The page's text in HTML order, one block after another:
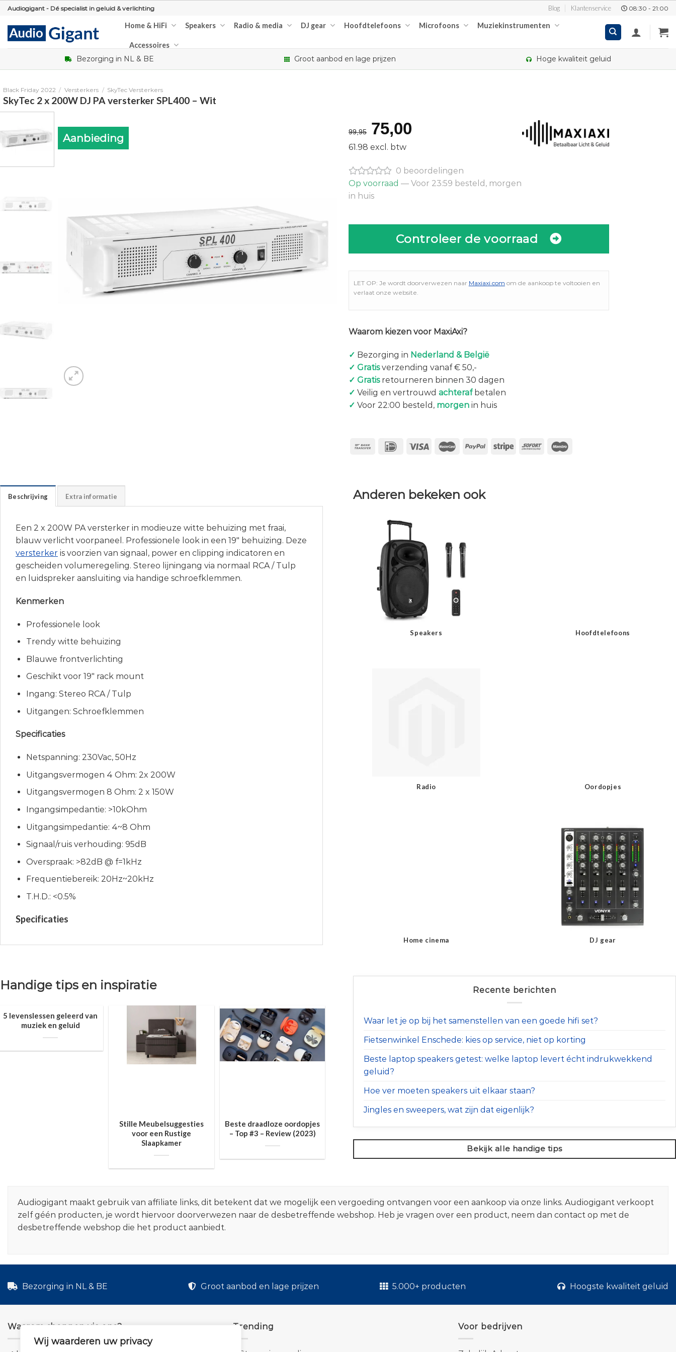
Wij waarderen uw privacy
Skip
content
Audiogigant - Dé specialist in geluid & verlichting Blog Klantenservice 08:30 - 21:00
Home & HiFi Speakers Radio & media DJ gear Hoofdtelefoons Microfoons Muziekinstrumenten
Accessoires
Bezorging in NL & BE Groot aanbod en lage prijzen Hoge kwaliteit geluid
Black Friday 2022 / Versterkers / SkyTec Versterkers
SkyTec 2 x 200W DJ PA versterker SPL400 – Wit
Aanbieding 99,95
Oorspronkelijke
prijs
was:
€99,95.
75,00Huidige
€75,00.
61.98 excl. btw
0 beoordelingen
Op voorraad — Voor 23:59 besteld, morgen
in huis
Controleer de voorraad
LET OP: Je wordt doorverwezen naar Maxiaxi.com om de aankoop te voltooien en
verlaat onze website.
Waarom kiezen voor MaxiAxi?
✓ Bezorging in Nederland & België
✓ Gratisverzending vanaf € 50,-
✓ Gratisretourneren binnen 30 dagen
✓ Veilig en vertrouwd achterafbetalen
✓ Voor 22:00 besteld, morgenin huis
Beschrijving Extra informatie
Een 2 x 200W PA versterker in modieuze witte behuizing met fraai,
blauw verlicht voorpaneel. Professionele look in een 19″ behuizing. Deze
versterker is voorzien van signaal, power en clipping indicatoren en
gescheiden volumeregeling. Stereo lijningang via normaal RCA / Tulp
en luidspreker aansluiting via handige schroefklemmen.
Kenmerken
Professionele look
Trendy witte behuizing
Blauwe frontverlichting
Geschikt voor 19″ rack mount
Ingang: Stereo RCA / Tulp
Uitgangen: Schroefklemmen
Specificaties
Netspanning: 230Vac, 50Hz
Uitgangsvermogen 4 Ohm: 2x 200W
Uitgangsvermogen 8 Ohm: 2 x 150W
Ingangsimpedantie: >10kOhm
Uitgangsimpedantie: 4~8 Ohm
Signaal/ruis verhouding: 95dB
Overspraak: >82dB @ f=1kHz
Frequentiebereik: 20Hz~20kHz
T.H.D.: <0.5%
Specificaties
Anderen bekeken ook
Speakers Hoofdtelefoons
Radio Oordopjes
Home cinema DJ gear
Handige tips en inspiratie
5 levenslessen geleerd van
muziek en geluid
Stille Meubelsuggesties
voor een Rustige
Slaapkamer
Beste draadloze oordopjes
– Top #3 – Review (2023)
Recente berichten
Waar let je op bij het samenstellen van een goede hifi set?
Fietsenwinkel Enschede: kies op service, niet op korting
Beste laptop speakers getest: welke laptop levert écht indrukwekkend
geluid?
Hoe ver moeten speakers uit elkaar staan?
Jingles en sweepers, wat zijn dat eigenlijk?
Bekijk alle handige tips
Audiogigant maakt gebruik van affiliate links, dit betekent dat we mogelijk een vergoeding ontvangen voor een aankoop via onze links. Audiogigant verkoopt
zelf géén producten, je wordt hiervoor doorverwezen naar de desbetreffende webshop. Heb je vragen over een product, neem dan contact op met de
desbetreffende webshop die het product aanbiedt.
Bezorging in NL & BE Groot aanbod en lage prijzen 5.000+ producten Hoogste kwaliteit geluid
Waarom shoppen via ons? Trending Voor bedrijven